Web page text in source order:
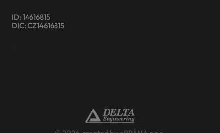
ID: 14616815
DIC: CZ14616815